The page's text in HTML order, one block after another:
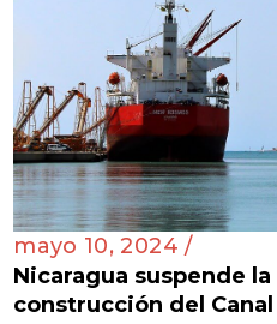
mayo 10, 2024 /
Nicaragua suspende
construcción del